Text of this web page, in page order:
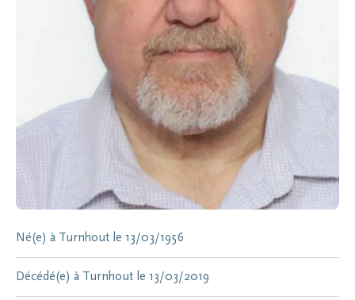
Né(e) à Turnhout le 13/03/1956
Décédé(e) à Turnhout le 13/03/2019